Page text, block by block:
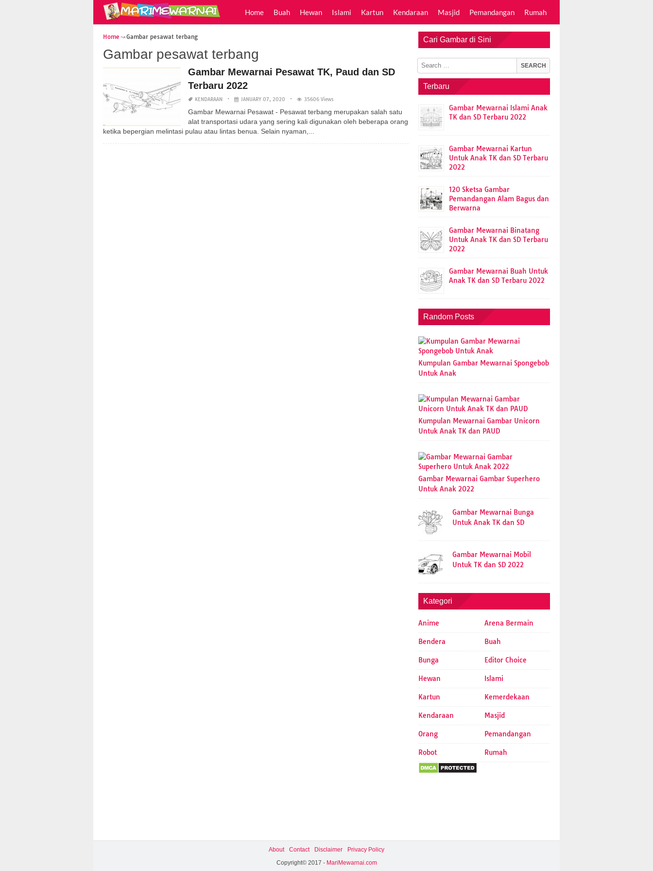
Home Buah Hewan Islami Kartun Kendaraan Masjid Pemandangan Rumah
Home Gambar pesawat terbang
Gambar pesawat terbang
Gambar Mewarnai Pesawat TK, Paud dan SD
Terbaru 2022
KENDARAAN JANUARY 07, 2020 35606 Views
Gambar Mewarnai Pesawat - Pesawat terbang merupakan salah satu
alat transportasi udara yang sering kali digunakan oleh beberapa orang
ketika bepergian melintasi pulau atau lintas benua. Selain nyaman,...
Cari Gambar di Sini
Terbaru
Gambar Mewarnai Islami Anak
TK dan SD Terbaru 2022
Gambar Mewarnai Kartun
Untuk Anak TK dan SD Terbaru
2022
120 Sketsa Gambar
Pemandangan Alam Bagus dan
Berwarna
Gambar Mewarnai Binatang
Untuk Anak TK dan SD Terbaru
2022
Gambar Mewarnai Buah Untuk
Anak TK dan SD Terbaru 2022
Random Posts
Kumpulan Gambar Mewarnai Spongebob
Untuk Anak
Kumpulan Mewarnai Gambar Unicorn
Untuk Anak TK dan PAUD
Gambar Mewarnai Gambar Superhero
Untuk Anak 2022
Gambar Mewarnai Bunga
Untuk Anak TK dan SD
Gambar Mewarnai Mobil
Untuk TK dan SD 2022
Kategori
Anime Arena Bermain
Bendera Buah
Bunga Editor Choice
Hewan Islami
Kartun Kemerdekaan
Kendaraan Masjid
Orang Pemandangan
Robot Rumah
About Contact Disclaimer
Privacy Policy
Copyright© 2017 - MariMewarnai.com